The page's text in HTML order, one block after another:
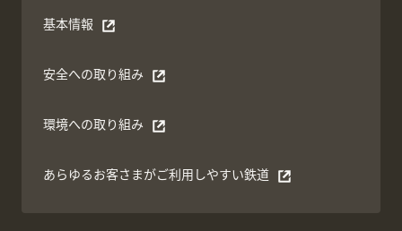
基本情報
別ウィンドウで開く
安全への取り組み
別ウィンドウで開く
環境への取り組み
別ウィンドウで開く
あらゆるお客さまがご利⽤しやすい鉄道
別ウィンドウで開く